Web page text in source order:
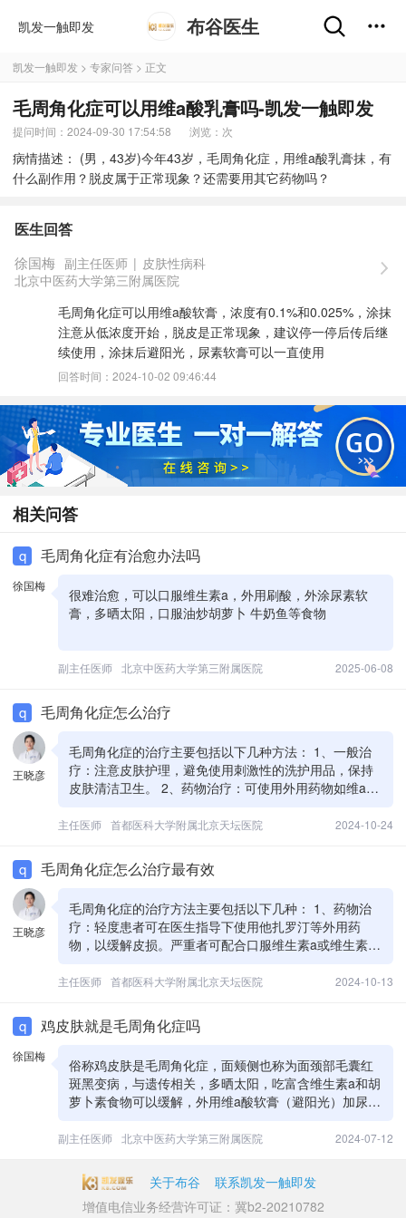
凯发一触即发 布谷医生
凯发一触即发 > 专家问答 > 正文
毛周角化症可以用维a酸乳膏吗-凯发一触即发
提问时间：2024-09-30 17:54:58 浏览： 次
病情描述： (男，43岁)今年43岁，毛周角化症，用维a酸乳膏抹，有
什么副作用？脱皮属于正常现象？还需要用其它药物吗？
医生回答
徐国梅 副主任医师 | 皮肤性病科
北京中医药大学第三附属医院
毛周角化症可以用维a酸软膏，浓度有0.1%和0.025%，涂抹
注意从低浓度开始，脱皮是正常现象，建议停一停后传后继
续使用，涂抹后避阳光，尿素软膏可以一直使用
回答时间：2024-10-02 09:46:44
相关问答
q 毛周角化症有治愈办法吗
徐国梅
很难治愈，可以口服维生素a，外用刷酸，外涂尿素软
膏，多晒太阳，口服油炒胡萝卜 牛奶鱼等食物
副主任医师 北京中医药大学第三附属医院 2025-06-08
q 毛周角化症怎么治疗
王晓彦
毛周角化症的治疗主要包括以下几种方法： 1、一般治
疗：注意皮肤护理，避免使用刺激性的洗护用品，保持
皮肤清洁卫生。 2、药物治疗：可使用外用药物如维a酸
状。同时，也可在医生指导下使用口服药物如维生素a、
换肤等方法，可以有效去除局部皮肤的角质层，改善毛
周角化症。 4、手术治疗：对于症状严重的患者，可以
疾病，几乎无法彻底治愈，但病情会随着年龄的增长逐
渐好转。同时，治疗过程应在专业医生的指导下进行。
主任医师 首都医科大学附属北京天坛医院 2024-10-24
q 毛周角化症怎么治疗最有效
王晓彦
毛周角化症的治疗方法主要包括以下几种： 1、药物治
疗：轻度患者可在医生指导下使用他扎罗汀等外用药
物，以缓解皮损。严重者可配合口服维生素a或维生素e
光手术，利用光能热量刺激胶原蛋白增生，改善皮肤状
于软化角质，使皮肤恢复光滑。 毛周角化症无法彻底根
治，上述方法仅可缓解症状。同时，保持良好的生活习
含维生素a的食物等，也有助于改善病情。
主任医师 首都医科大学附属北京天坛医院 2024-10-13
q 鸡皮肤就是毛周角化症吗
徐国梅
俗称鸡皮肤是毛周角化症，面颊侧也称为面颈部毛囊红
斑黑变病，与遗传相关，多晒太阳，吃富含维生素a和胡
萝卜素食物可以缓解，外用维a酸软膏（避阳光）加尿素
副主任医师 北京中医药大学第三附属医院 2024-07-12
关于布谷
联系凯发一触即发
增值电信业务经营许可证：冀b2-20210782